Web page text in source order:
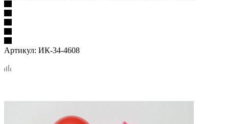
Артикул: ИК-34-4608